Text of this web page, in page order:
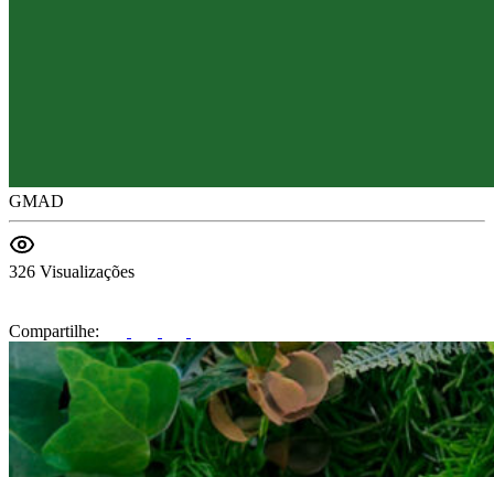
GMAD
326 Visualizações
Compartilhe: